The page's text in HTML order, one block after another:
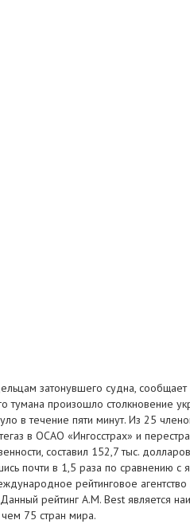
затонувшего судна,
произошло столкновение
в течение пяти минут. Из 25
в ОСАО «Ингосстрах» и
составил 152,7 тыс.
почти в 1,5 раза по сравнению
рейтинговое
рейтинг A.M. Best является
75 стран мира.